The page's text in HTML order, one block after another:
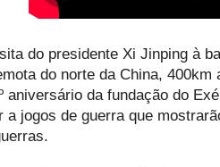
do presidente Xi Jinping à
do norte da China, 400km
aniversário da fundação do
a jogos de guerra que